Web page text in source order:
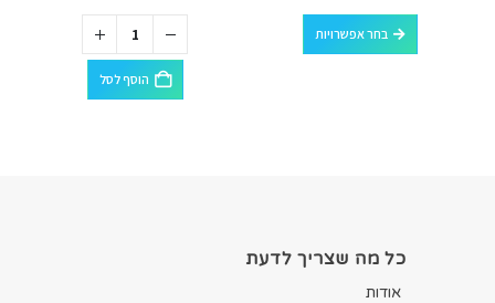
בחר אפשרויות
למוצר זה יש מספר סוגים. ניתן לבחור את האפשרויות בעמוד המוצר
הוסף לסל
כל מה שצריך לדעת
אודות